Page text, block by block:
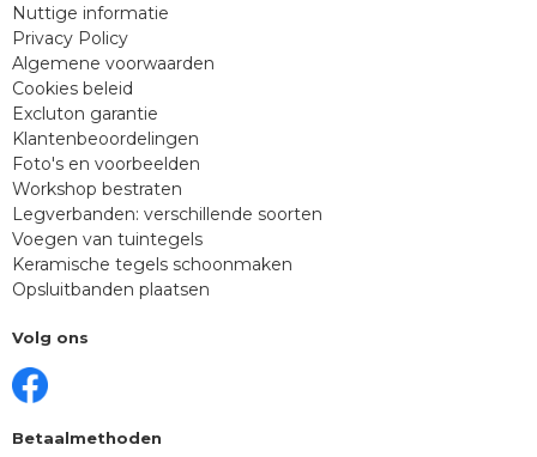
Nuttige informatie
Privacy Policy
Algemene voorwaarden
Cookies beleid
Excluton garantie
Klantenbeoordelingen
Foto's en voorbeelden
Workshop bestraten
Legverbanden: verschillende soorten
Voegen van tuintegels
Keramische tegels schoonmaken
Opsluitbanden plaatsen
Volg ons
Betaalmethoden